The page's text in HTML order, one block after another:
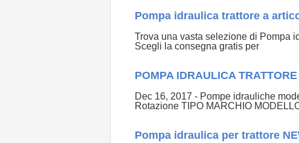
Pompa idraulica trattore a
Trova una vasta selezione di Pompa
Scegli la consegna gratis per
POMPA IDRAULICA TRATTORE
Dec 16, 2017 - Pompe idrauliche
Rotazione TIPO MARCHIO
Pompa idraulica per trattore